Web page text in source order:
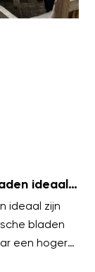
ideaal
ideaal zijn
bladen
een hoger